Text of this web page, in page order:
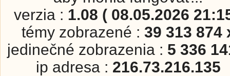
verzia : 1.08 ( 08.05.2026
témy zobrazené : 39 313 874
jedinečné zobrazenia : 5 336
ip adresa : 216.73.216.135